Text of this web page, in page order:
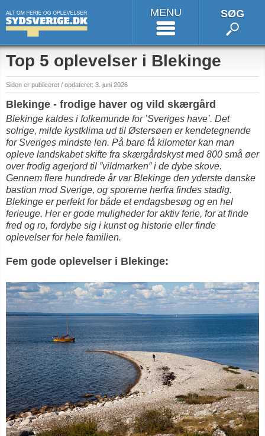
MENU SØG
Top 5 oplevelser i Blekinge
Siden er publiceret / opdateret: 3. juni 2026
Blekinge - frodige haver og vild skærgård
Blekinge kaldes i folkemunde for ’Sveriges have’. Det
solrige, milde kystklima ud til Østersøen er kendetegnende
for Sveriges mindste len. På bare få kilometer kan man
opleve landskabet skifte fra skærgårdskyst med 800 små øer
over frodig agerjord til ”vildmarken” i de dybe skove.
Gennem flere hundrede år var Blekinge den yderste danske
bastion mod Sverige, og sporerne herfra findes stadig.
Blekinge er perfekt for både et endagsbesøg og en hel
ferieuge. Her er gode muligheder for aktiv ferie, for at finde
fred og ro, fordybe sig i kunst og historie eller finde
oplevelser for hele familien.
Fem gode oplevelser i Blekinge: